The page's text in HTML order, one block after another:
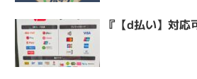
『【d払い】対応